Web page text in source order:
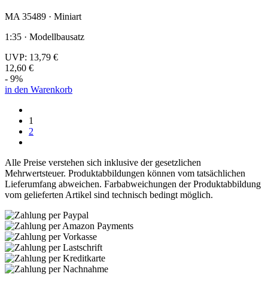
MA 35489 · Miniart
1:35 · Modellbausatz
UVP: 13,79 €
12,60 €
- 9%
in den Warenkorb
1
2
Alle Preise verstehen sich inklusive der gesetzlichen
Mehrwertsteuer. Produktabbildungen können vom tatsächlichen
Lieferumfang abweichen. Farbabweichungen der Produktabbildung
vom gelieferten Artikel sind technisch bedingt möglich.